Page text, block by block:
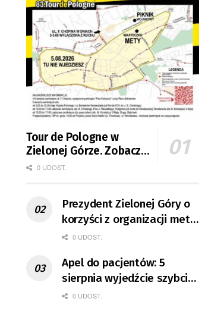
Tour de Pologne w
Zielonej Górze. Zobacz
zmiany w organizacji
0 UDOST.
Prezydent Zielonej Góry o
korzyści z organizacji mety
Tour de Pologne
0 UDOST.
Apel do pacjentów: 5
sierpnia wyjedźcie szybciej
z domów
0 UDOST.